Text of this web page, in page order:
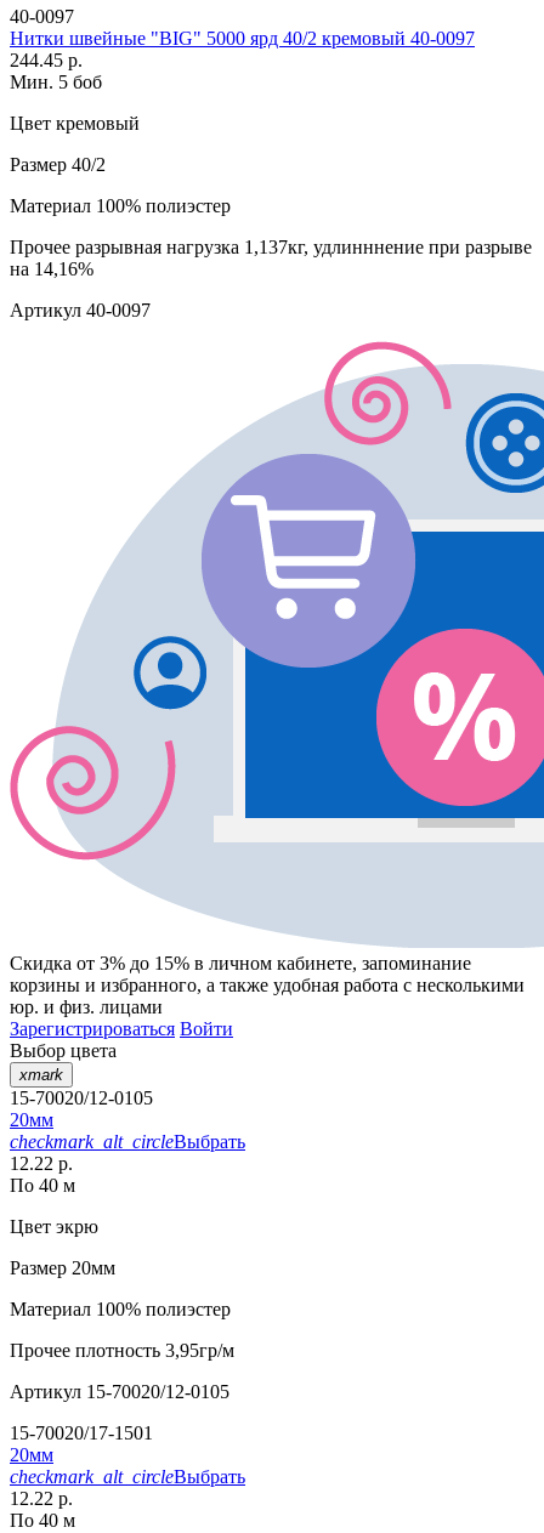
40-0097
Нитки швейные "BIG" 5000 ярд 40/2 кремовый 40-0097
244.45 р.
Мин. 5 боб
Цвет кремовый
Размер 40/2
Материал 100% полиэстер
Прочее разрывная нагрузка 1,137кг, удлинннение при разрыве
на 14,16%
Артикул 40-0097
Скидка от 3% до 15% в личном кабинете, запоминание
корзины и избранного, а также удобная работа с несколькими
юр. и физ. лицами
Зарегистрироваться Войти
Выбор цвета
xmark
15-70020/12-0105
20мм
checkmark_alt_circleВыбрать
12.22 р.
По 40 м
Цвет экрю
Размер 20мм
Материал 100% полиэстер
Прочее плотность 3,95гр/м
Артикул 15-70020/12-0105
15-70020/17-1501
20мм
checkmark_alt_circleВыбрать
12.22 р.
По 40 м